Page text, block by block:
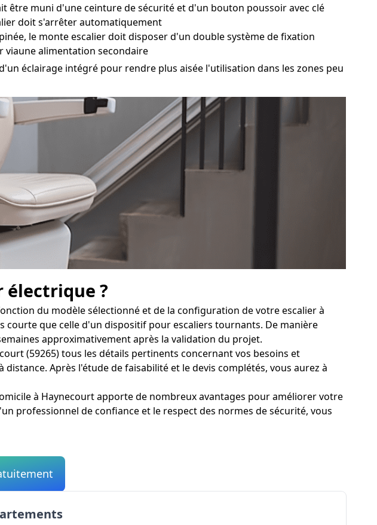
être muni d'une ceinture de sécurité et d'un bouton poussoir avec clé
doit s'arrêter automatiquement
le monte escalier doit disposer d'un double système de fixation
viaune alimentation secondaire
éclairage intégré pour rendre plus aisée l'utilisation dans les zones peu
?
du modèle sélectionné et de la configuration de votre escalier à
que celle d'un dispositif pour escaliers tournants. De manière
approximativement après la validation du projet.
(59265) tous les détails pertinents concernant vos besoins et
Après l'étude de faisabilité et le devis complétés, vous aurez à
à Haynecourt apporte de nombreux avantages pour améliorer votre
professionnel de confiance et le respect des normes de sécurité, vous